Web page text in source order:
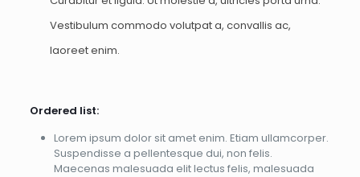
Vestibulum commodo volutpat a, convallis ac,
laoreet enim.
Ordered list:
Lorem ipsum dolor sit amet enim. Etiam ullamcorper.
Suspendisse a pellentesque dui, non felis.
Maecenas malesuada elit lectus felis, malesuada